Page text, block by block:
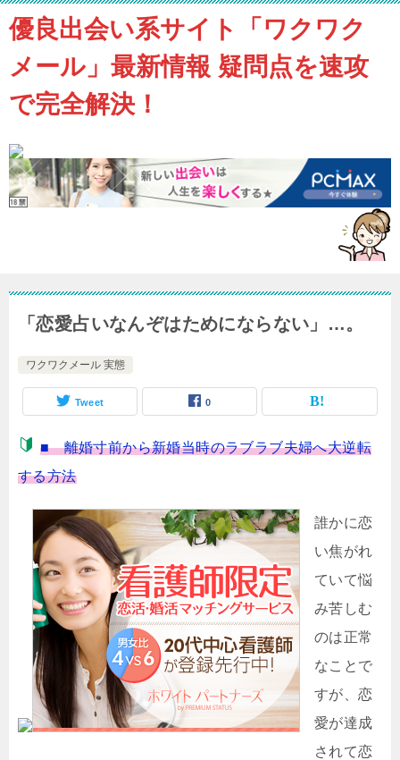
優良出会い系サイト「ワクワク
メール」最新情報 疑問点を速攻
で完全解決！
「恋愛占いなんぞはためにならない」…。
ワクワクメール 実態
Tweet 0
■ 離婚寸前から新婚当時のラブラブ夫婦へ大逆転
する方法
誰かに恋
い焦がれ
ていて悩
み苦しむ
のは正常
なことで
すが、恋
愛が達成
されて恋